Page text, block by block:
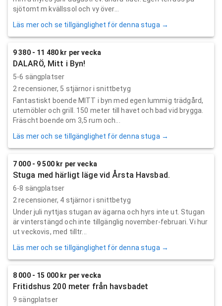
sjötomt m kvällssol och vy över...
Läs mer och se tillgänglighet för denna stuga →
9 380 - 11 480 kr per vecka
DALARÖ, Mitt i Byn!
5-6 sängplatser
2 recensioner, 5 stjärnor i snittbetyg
Fantastiskt boende MITT i byn med egen lummig trädgård,
utemöbler och grill. 150 meter till havet och bad vid brygga.
Fräscht boende om 3,5 rum och...
Läs mer och se tillgänglighet för denna stuga →
7 000 - 9 500 kr per vecka
Stuga med härligt läge vid Årsta Havsbad.
6-8 sängplatser
2 recensioner, 4 stjärnor i snittbetyg
Under juli nyttjas stugan av ägarna och hyrs inte ut. Stugan
är vinterstängd och inte tillgänglig november-februari. Vi hur
ut veckovis, med tilltr...
Läs mer och se tillgänglighet för denna stuga →
8 000 - 15 000 kr per vecka
Fritidshus 200 meter från havsbadet
9 sängplatser